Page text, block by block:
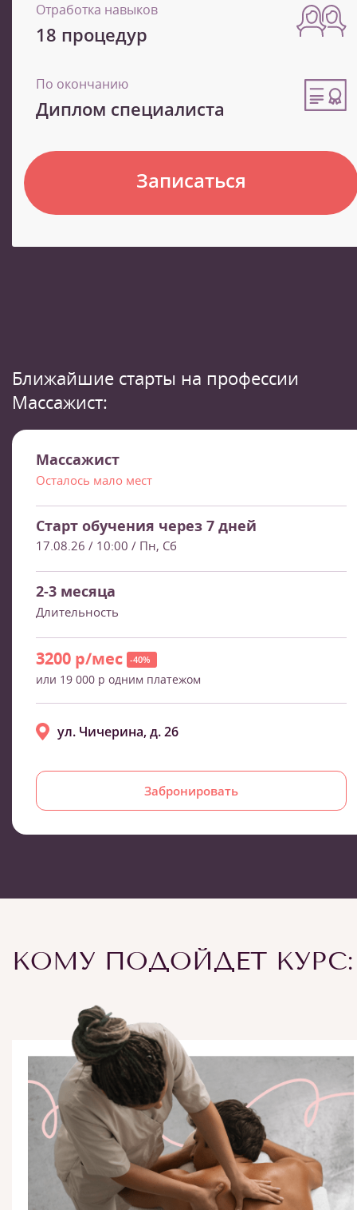
Отработка навыков
18 процедур
По окончанию
Диплом специалиста
Записаться
Ближайшие старты на профессии
Массажист:
Массажист
Осталось мало мест
Старт обучения через 7 дней
17.08.26 / 10:00 / Пн, Сб
2-3 месяца
Длительность
3200 р/мес -40%
или 19 000 р одним платежом
Забронировать
ул. Чичерина, д. 26
КОМУ ПОДОЙДЕТ КУРС: